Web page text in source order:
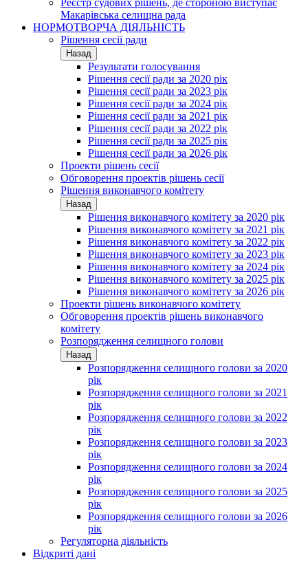
Реєстр судових рішень, де стороною виступає
Макарівська селищна рада
НОРМОТВОРЧА ДІЯЛЬНІСТЬ
Рішення сесії ради
Назад
Результати голосування
Рішення сесії ради за 2020 рік
Рішення сесії ради за 2023 рік
Рішення сесії ради за 2024 рік
Рішення сесії ради за 2021 рік
Рішення сесії ради за 2022 рік
Рішення сесії ради за 2025 рік
Рішення сесії ради за 2026 рік
Проекти рішень сесії
Обговорення проектів рішень сесії
Рішення виконавчого комітету
Назад
Рішення виконавчого комітету за 2020 рік
Рішення виконавчого комітету за 2021 рік
Рішення виконавчого комітету за 2022 рік
Рішення виконавчого комітету за 2023 рік
Рішення виконавчого комітету за 2024 рік
Рішення виконавчого комітету за 2025 рік
Рішення виконавчого комітету за 2026 рік
Проекти рішень виконавчого комітету
Обговорення проектів рішень виконавчого
комітету
Розпорядження селищного голови
Назад
Розпорядження селищного голови за 2020
рік
Розпорядження селищного голови за 2021
рік
Розпорядження селищного голови за 2022
рік
Розпорядження селищного голови за 2023
рік
Розпорядження селищного голови за 2024
рік
Розпорядження селищного голови за 2025
рік
Розпорядження селищного голови за 2026
рік
Регуляторна діяльність
Відкриті дані